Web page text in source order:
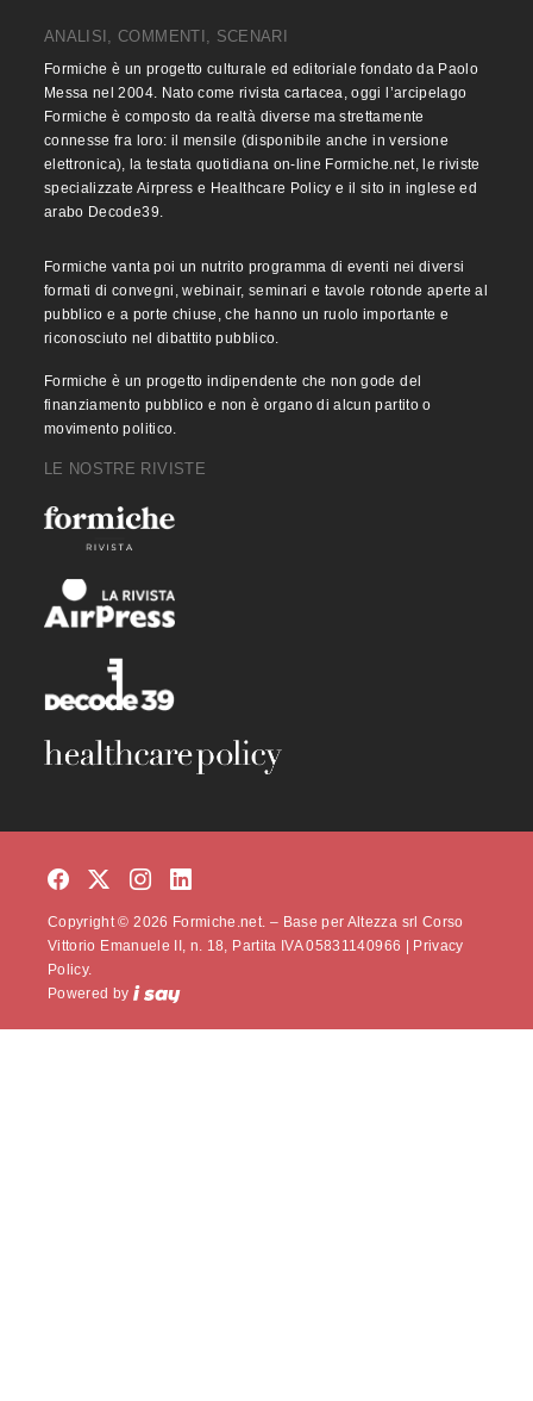
ANALISI, COMMENTI, SCENARI
Formiche è un progetto culturale ed editoriale fondato da Paolo
Messa nel 2004. Nato come rivista cartacea, oggi l’arcipelago
Formiche è composto da realtà diverse ma strettamente
connesse fra loro: il mensile (disponibile anche in versione
elettronica), la testata quotidiana on-line Formiche.net, le riviste
specializzate Airpress e Healthcare Policy e il sito in inglese ed
arabo Decode39.
Formiche vanta poi un nutrito programma di eventi nei diversi
formati di convegni, webinair, seminari e tavole rotonde aperte al
pubblico e a porte chiuse, che hanno un ruolo importante e
riconosciuto nel dibattito pubblico.
Formiche è un progetto indipendente che non gode del
finanziamento pubblico e non è organo di alcun partito o
movimento politico.
LE NOSTRE RIVISTE
Copyright © 2026 Formiche.net. – Base per Altezza srl Corso
Vittorio Emanuele II, n. 18, Partita IVA 05831140966 | Privacy
Policy.
Powered by